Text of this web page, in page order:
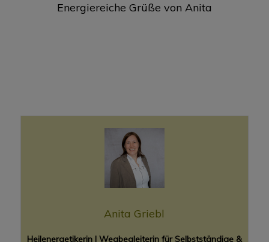
Energiereiche Grüße von Anita
Anita Griebl
Heilenergetikerin | Wegbegleiterin für Selbstständige &